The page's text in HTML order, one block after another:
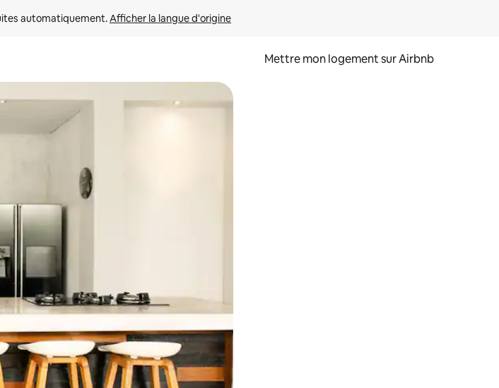
automatiquement. Afficher la langue d'origine
Mettre mon logement sur Airbnb
les parcourir ou en appuyant et en faisant glisser.